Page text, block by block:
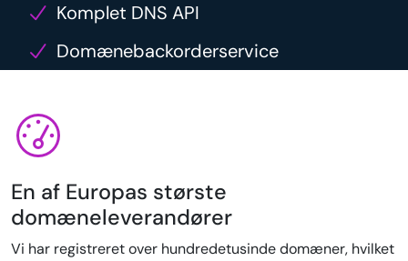
Komplet DNS API
Domænebackorderservice
En af Europas største
domæneleverandører
Vi har registreret over hundredetusinde domæner, hvilket